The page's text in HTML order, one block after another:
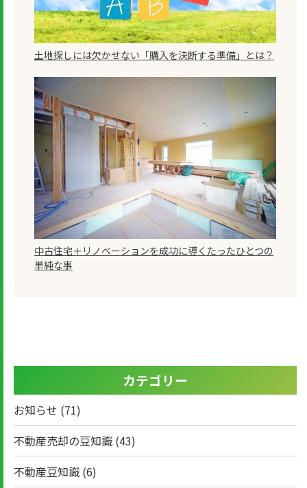
土地探しには欠かせない「購入を決断する準備」とは？
中古住宅＋リノベーションを成功に導くたったひとつの
単純な事
カテゴリー
お知らせ (71)
不動産売却の豆知識 (43)
不動産豆知識 (6)